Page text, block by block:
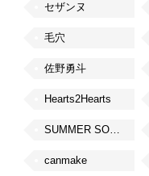
セザンヌ
毛穴
佐野勇斗
Hearts2Hearts
SUMMER SONIC
canmake